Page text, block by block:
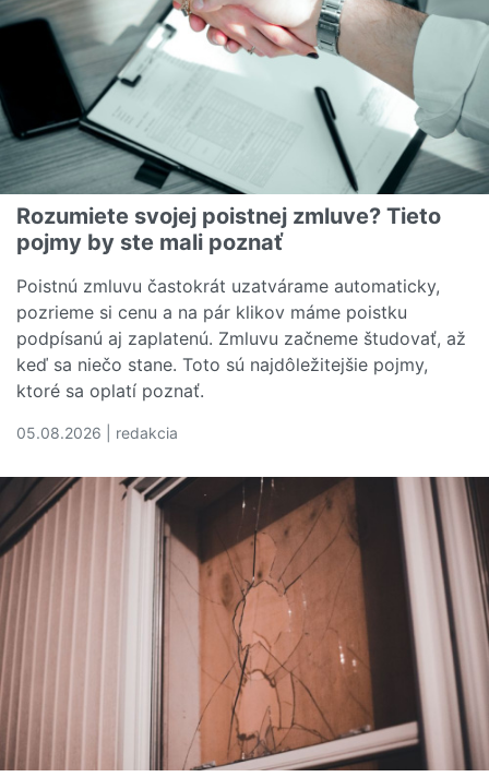
Rozumiete svojej poistnej zmluve? Tieto
pojmy by ste mali poznať
Poistnú zmluvu častokrát uzatvárame automaticky,
pozrieme si cenu a na pár klikov máme poistku
podpísanú aj zaplatenú. Zmluvu začneme študovať, až
keď sa niečo stane. Toto sú najdôležitejšie pojmy,
ktoré sa oplatí poznať.
05.08.2026 | redakcia